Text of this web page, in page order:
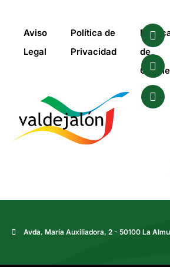
Aviso
Legal
Política de
Privacidad
de
Avda. María Auxiliadora, 2 - 50100 La